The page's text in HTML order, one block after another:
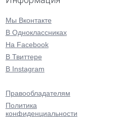
Мы Вконтакте
В Одноклассниках
На Facebook
В Твиттере
В Instagram
Правообладателям
Политика
конфиденциальности